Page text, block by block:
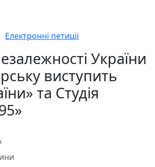
Електронні петиції
України
виступить
та Студія